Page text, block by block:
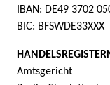
IBAN: DE49 3702
BIC: BFSWDE33XXX
Amtsgericht